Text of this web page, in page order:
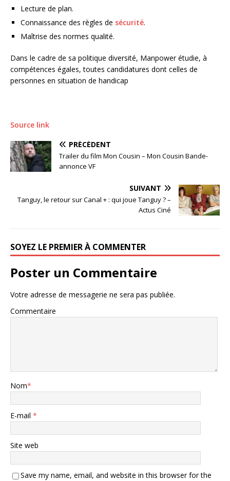
Lecture de plan.
Connaissance des règles de sécurité.
Maîtrise des normes qualité.
Dans le cadre de sa politique diversité, Manpower étudie, à
compétences égales, toutes candidatures dont celles de
personnes en situation de handicap
Source link
PRÉCÉDENT
Trailer du film Mon Cousin – Mon Cousin Bande-
annonce VF
SUIVANT
Tanguy, le retour sur Canal + : qui joue Tanguy ? –
Actus Ciné
SOYEZ LE PREMIER À COMMENTER
Poster un Commentaire
Votre adresse de messagerie ne sera pas publiée.
Commentaire
Nom*
E-mail *
Site web
Save my name, email, and website in this browser for the